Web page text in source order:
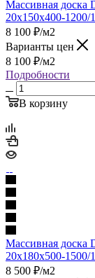
Массивная доска
20х150х400-
8 100 ₽/м2
Варианты цен
8 100 ₽/м2
Подробности
В корзину
Массивная доска
20х180х500-
8 500 ₽/м2